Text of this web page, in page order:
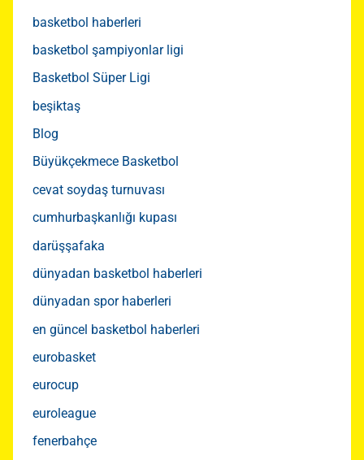
basketbol haberleri
basketbol şampiyonlar ligi
Basketbol Süper Ligi
beşiktaş
Blog
Büyükçekmece Basketbol
cevat soydaş turnuvası
cumhurbaşkanlığı kupası
darüşşafaka
dünyadan basketbol haberleri
dünyadan spor haberleri
en güncel basketbol haberleri
eurobasket
eurocup
euroleague
fenerbahçe